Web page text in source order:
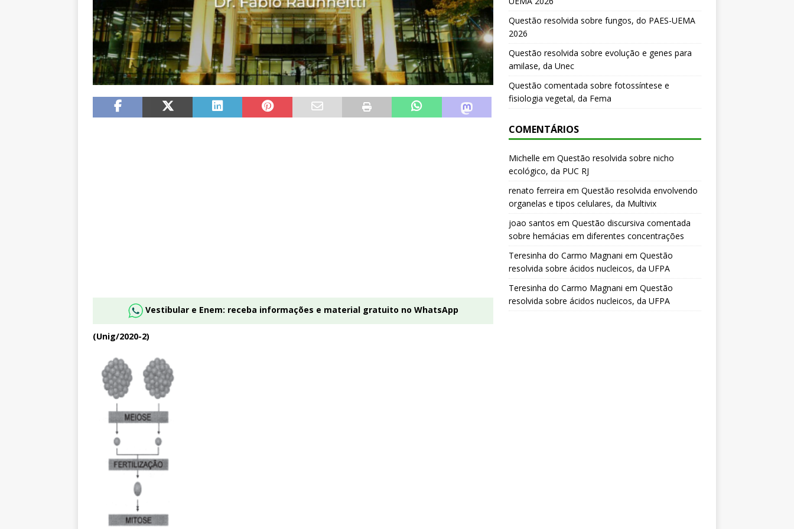
Vestibular e Enem: receba informações e material gratuito no WhatsApp
(Unig/2020-2)
Questão resolvida sobre fungos, do PAES-UEMA
2026
Questão resolvida sobre evolução e genes para
amilase, da Unec
Questão comentada sobre fotossíntese e
fisiologia vegetal, da Fema
COMENTÁRIOS
Michelle em Questão resolvida sobre nicho
ecológico, da PUC RJ
renato ferreira em Questão resolvida envolvendo
organelas e tipos celulares, da Multivix
joao santos em Questão discursiva comentada
sobre hemácias em diferentes concentrações
Teresinha do Carmo Magnani em Questão
resolvida sobre ácidos nucleicos, da UFPA
Teresinha do Carmo Magnani em Questão
resolvida sobre ácidos nucleicos, da UFPA